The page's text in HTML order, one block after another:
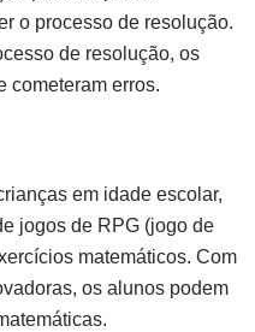
o processo de resolução.
de resolução, os
cometeram erros.
em idade escolar,
jogos de RPG (jogo de
matemáticos. Com
os alunos podem